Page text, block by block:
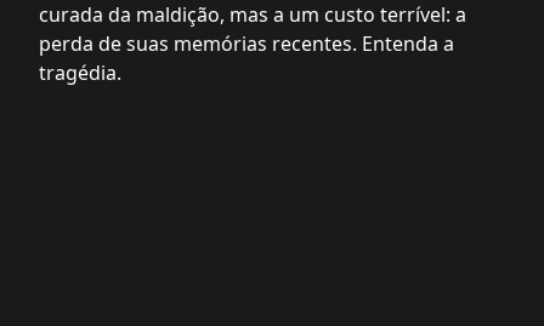
curada da maldição, mas a um custo terrível: a
perda de suas memórias recentes. Entenda a
tragédia.